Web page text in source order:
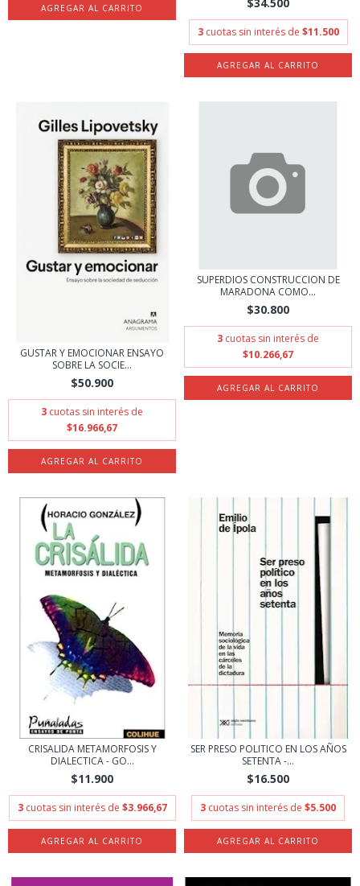
3 cuotas sin interés de $11.500
GUSTAR Y EMOCIONAR ENSAYO
SOBRE LA SOCIE...
$50.900
3 cuotas sin interés de
$16.966,67
SUPERDIOS CONSTRUCCION DE
MARADONA COMO...
$30.800
3 cuotas sin interés de
$10.266,67
CRISALIDA METAMORFOSIS Y
DIALECTICA - GO...
$11.900
3 cuotas sin interés de $3.966,67
SER PRESO POLITICO EN LOS AÑOS
SETENTA -...
$16.500
3 cuotas sin interés de $5.500